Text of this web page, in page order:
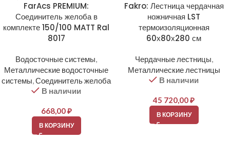
FarAcs PREMIUM:
Соединитель желоба в
комплекте 150/100 MATT Ral
8017
Водосточные системы,
Металлические водосточные
системы,Соединитель желоба
В наличии
668,00₽
В КОРЗИНУ
Fakro: Лестница чердачная
ножничная LST
термоизоляционная
60х80х280 см
Чердачные лестницы,
Металлические лестницы
В наличии
45 720,00₽
В КОРЗИНУ